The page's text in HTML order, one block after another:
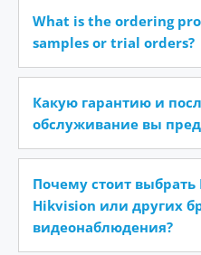
What is the ordering
samples or trial orders?
Какую гарантию и
обслуживание вы
Почему стоит выбрать
Hikvision или других
видеонаблюдения?